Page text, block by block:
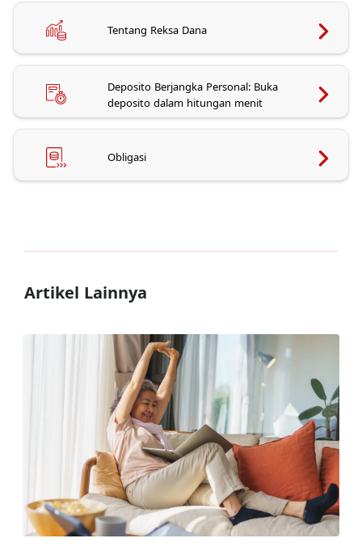
Tentang Reksa Dana
Deposito Berjangka Personal: Buka
deposito dalam hitungan menit
Obligasi
Artikel Lainnya